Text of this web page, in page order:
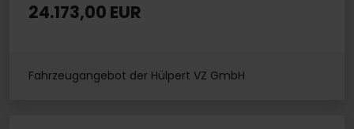
24.173,00 EUR
Fahrzeugangebot der Hülpert VZ GmbH